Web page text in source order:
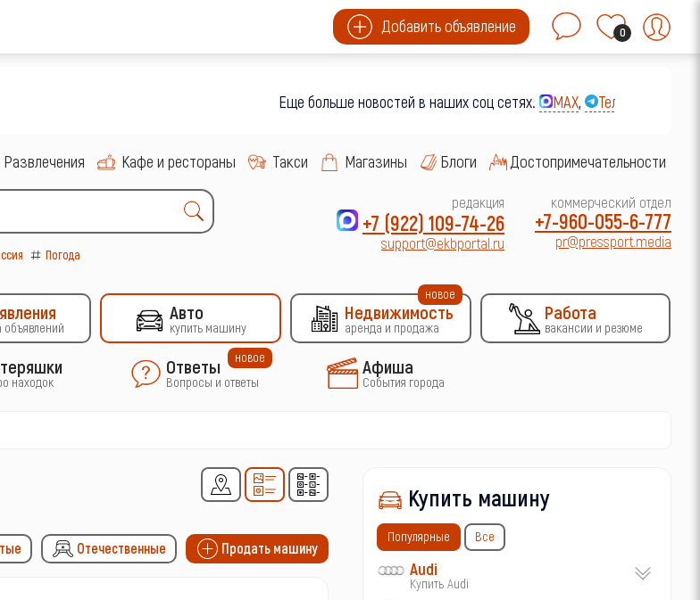
Добавить объявление 0
Еще больше новостей в наших соц сетях. MAX, Телеграм,
Развлечения Кафе и рестораны Такси Магазины Блоги Достопримечательности
Погода
редакция
+7 (922) 109-74-26
support@ekbportal.ru
коммерческий отдел
+7-960-055-6-777
pr@pressport.media
объявлений
Авто
купить машину
Недвижимость
аренда и продажа
новое
Работа
вакансии и резюме
находок
Ответы
Вопросы и ответы
новое Афиша
События города
Отечественные Продать машину
Купить машину
Популярные Все
Audi
Купить Audi